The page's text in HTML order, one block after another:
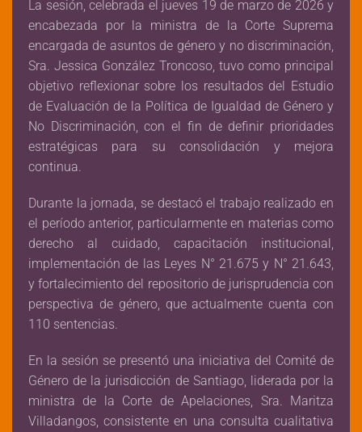
La sesión, celebrada el jueves 19 de marzo de 2026 y
encabezada por la ministra de la Corte Suprema
encargada de asuntos de género y no discriminación,
Sra. Jessica González Troncoso, tuvo como principal
objetivo reflexionar sobre los resultados del Estudio
de Evaluación de la Política de Igualdad de Género y
No Discriminación, con el fin de definir prioridades
estratégicas para su consolidación y mejora
continua.
Durante la jornada, se destacó el trabajo realizado en
el período anterior, particularmente en materias como
derecho al cuidado, capacitación institucional,
implementación de las Leyes N° 21.675 y N° 21.643,
y fortalecimiento del repositorio de jurisprudencia con
perspectiva de género, que actualmente cuenta con
110 sentencias.
En la sesión se presentó una iniciativa del Comité de
Género de la jurisdicción de Santiago, liderada por la
ministra de la Corte de Apelaciones, Sra. Maritza
Villadangos, consistente en una consulta cualitativa